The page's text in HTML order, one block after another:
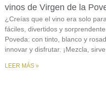
vinos de Virgen de la
¿Creías que el vino era solo
fáciles, divertidos y
Poveda: con tinto, blanco y
innovar y disfrutar. ¡Mezcla,
LEER MÁS »